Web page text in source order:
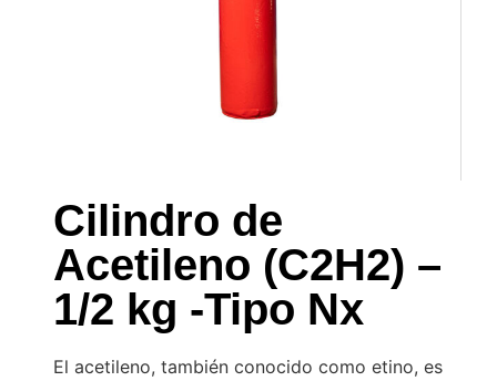
Cilindro de
Acetileno (C2H2) –
1/2 kg -Tipo Nx
El acetileno, también conocido como etino, es